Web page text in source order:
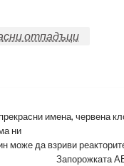
отпадъци
имена, червена
ни
може да взриви
Запорожката